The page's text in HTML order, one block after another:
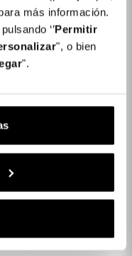
más información.
‘’Permitir
", o bien
".
cover
tutto. Da
fino alle
e tanti altri!
X5 Pro
rapidamente